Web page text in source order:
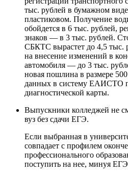
тыс. рублей в бумажном
пластиковом. Получение
обойдется в 6 тыс. рублей,
знаков — в 3 тыс. рублей.
СБКТС вырастет до 4,5 тыс.
на внесение изменений в
автомобиля — до 3 тыс.
новая пошлина в размере
данных в систему ЕАИСТО
диагностической карты.
Выпускники колледжей не
вуз без сдачи ЕГЭ.
Если выбранная в
совпадает с профилем
профессионального
поступить на нее, минуя